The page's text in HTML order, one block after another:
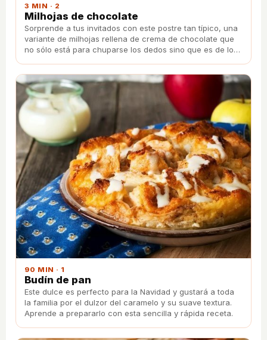
3 MIN · 2
Milhojas de chocolate
Sorprende a tus invitados con este postre tan típico, una
variante de milhojas rellena de crema de chocolate que
no sólo está para chuparse los dedos sino que es de lo
90 MIN · 1
Budín de pan
Este dulce es perfecto para la Navidad y gustará a toda
la familia por el dulzor del caramelo y su suave textura.
Aprende a prepararlo con esta sencilla y rápida receta.